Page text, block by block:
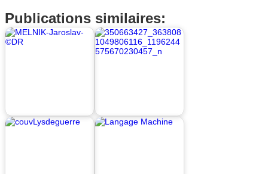
Publications similaires: